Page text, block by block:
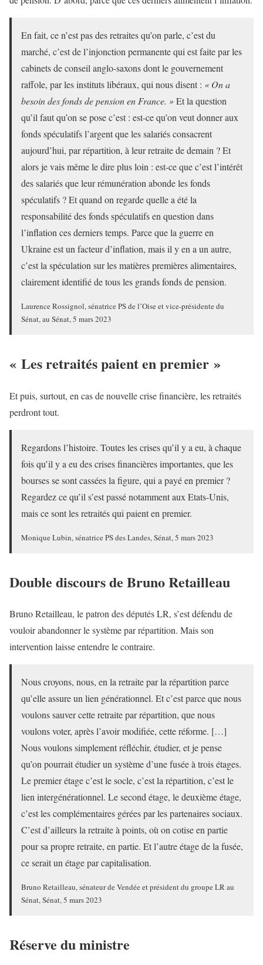
En fait, ce n’est pas des retraites qu’on parle, c’est du
marché, c’est de l’injonction permanente qui est faite par les
cabinets de conseil anglo-saxons dont le gouvernement
raffole, par les instituts libéraux, qui nous disent : « On a
besoin des fonds de pension en France. »Et la question
qu’il faut qu’on se pose c’est : est-ce qu’on veut donner aux
fonds spéculatifs l’argent que les salariés consacrent
aujourd’hui, par répartition, à leur retraite de demain ? Et
alors je vais même le dire plus loin : est-ce que c’est l’intérêt
des salariés que leur rémunération abonde les fonds
spéculatifs ? Et quand on regarde quelle a été la
responsabilité des fonds spéculatifs en question dans
l’inflation ces derniers temps. Parce que la guerre en
Ukraine est un facteur d’inflation, mais il y en a un autre,
c’est la spéculation sur les matières premières alimentaires,
clairement identifié de tous les grands fonds de pension.
Laurence Rossignol, sénatrice PS de l’Oise et vice-présidente du
Sénat, au Sénat, 5 mars 2023
« Les retraités paient en premier »
Et puis, surtout, en cas de nouvelle crise financière, les retraités
perdront tout.
Regardons l’histoire. Toutes les crises qu’il y a eu, à chaque
fois qu’il y a eu des crises financières importantes, que les
bourses se sont cassées la figure, qui a payé en premier ?
Regardez ce qu’il s’est passé notamment aux Etats-Unis,
mais ce sont les retraités qui paient en premier.
Monique Lubin, sénatrice PS des Landes, Sénat, 5 mars 2023
Double discours de Bruno Retailleau
Bruno Retailleau, le patron des députés LR, s’est défendu de
vouloir abandonner le système par répartition. Mais son
intervention laisse entendre le contraire.
Nous croyons, nous, en la retraite par la répartition parce
qu’elle assure un lien générationnel. Et c’est parce que nous
voulons sauver cette retraite par répartition, que nous
voulons voter, après l’avoir modifiée, cette réforme. […]
Nous voulons simplement réfléchir, étudier, et je pense
qu’on pourrait étudier un système d’une fusée à trois étages.
Le premier étage c’est le socle, c’est la répartition, c’est le
lien intergénérationnel. Le second étage, le deuxième étage,
c’est les complémentaires gérées par les partenaires sociaux.
C’est d’ailleurs la retraite à points, où on cotise en partie
pour sa propre retraite, en partie. Et l’autre étage de la fusée,
ce serait un étage par capitalisation.
Bruno Retailleau, sénateur de Vendée et président du groupe LR au
Sénat, Sénat, 5 mars 2023
Réserve du ministre